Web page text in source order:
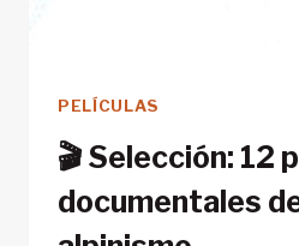
PELÍCULAS
🎬 Selección: 12
documentales